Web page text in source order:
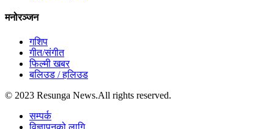
मनोरञ्जन
गशिप
गीत/संगीत
फिल्मी खबर
बलिउड / हलिउड
© 2023 Resunga News.All rights reserved.
सम्पर्क
विज्ञापनको लागि